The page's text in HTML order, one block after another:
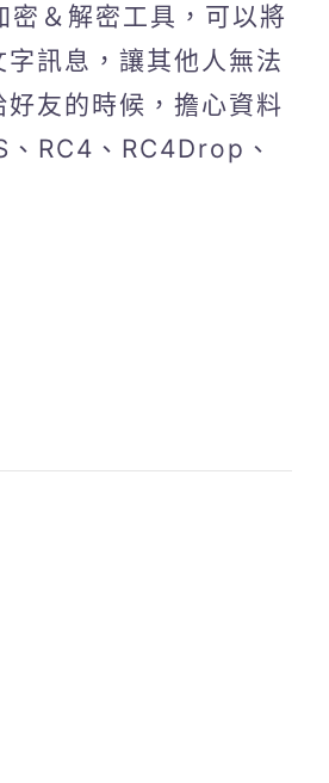
＆解密工具，可以將
訊息，讓其他人無法
友的時候，擔心資料
RC4、RC4Drop、